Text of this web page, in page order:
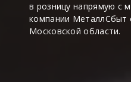
в розницу напрямую с
компании МеталлСбыт
Московской области.